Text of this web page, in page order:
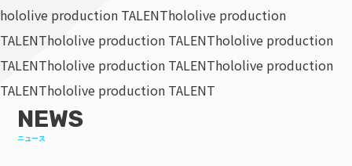
hololive production TALENThololive production
TALENThololive production TALENThololive production
TALENThololive production TALENThololive production
TALENThololive production TALENT
NEWS
ニュース